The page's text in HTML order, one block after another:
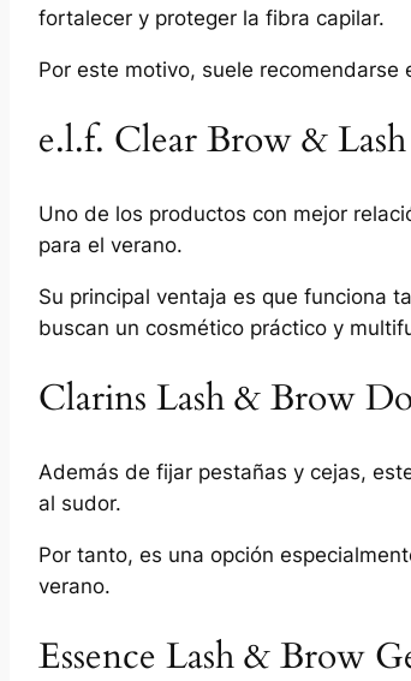
fortalecer y proteger la fibra capilar.
Por este motivo, suele
e.l.f. Clear Brow & Lash
Uno de los productos con mejor
para el verano.
Su principal ventaja es que funciona
buscan un cosmético práctico y
Clarins Lash & Brow
Además de fijar pestañas y cejas,
al sudor.
Por tanto, es una opción
verano.
Essence Lash & Brow